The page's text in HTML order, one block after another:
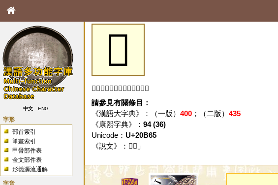
中文 ENG
字形
部首索引
筆畫索引
甲骨部件表
金文部件表
形義源流通解
字音
𠭥
「𠭥」字未收錄於本資料庫。
請參見有關條目：
《漢語大字典》：（一版） 400；（二版） 435
《康熙字典》： 94 (36)
Unicode： U+20B65
《說文》：「 𠭥 」